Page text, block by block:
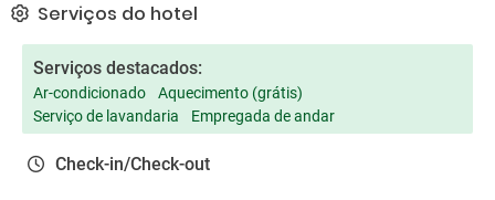
Serviços do hotel
Serviços destacados:
Ar-condicionado
Aquecimento (grátis)
Serviço de lavandaria
Empregada de andar
Check-in/Check-out